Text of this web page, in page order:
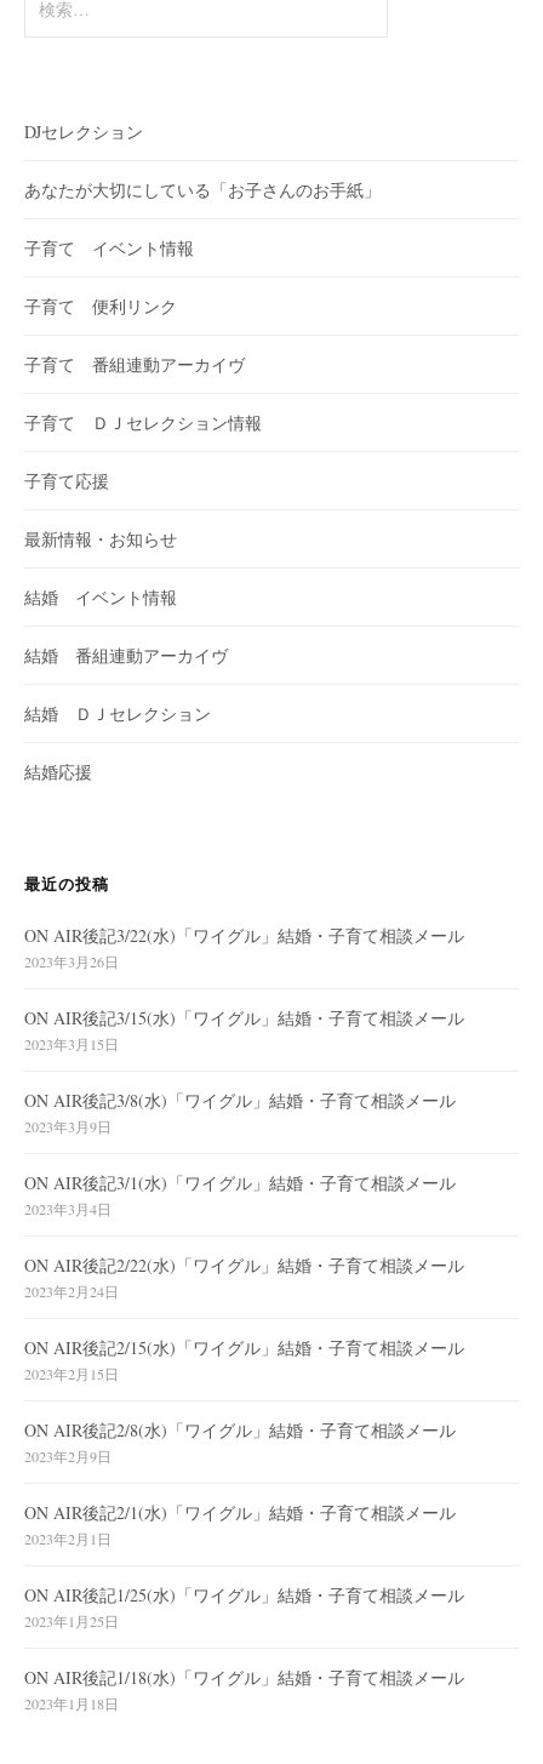
索:
DJセレクション
あなたが大切にしている「お子さんのお手紙」
子育て イベント情報
子育て 便利リンク
子育て 番組連動アーカイヴ
子育て ＤＪセレクション情報
子育て応援
最新情報・お知らせ
結婚 イベント情報
結婚 番組連動アーカイヴ
結婚 ＤＪセレクション
結婚応援
最近の投稿
ON AIR後記3/22(水)「ワイグル」結婚・子育て相談メール
2023年3月26日
ON AIR後記3/15(水)「ワイグル」結婚・子育て相談メール
2023年3月15日
ON AIR後記3/8(水)「ワイグル」結婚・子育て相談メール
2023年3月9日
ON AIR後記3/1(水)「ワイグル」結婚・子育て相談メール
2023年3月4日
ON AIR後記2/22(水)「ワイグル」結婚・子育て相談メール
2023年2月24日
ON AIR後記2/15(水)「ワイグル」結婚・子育て相談メール
2023年2月15日
ON AIR後記2/8(水)「ワイグル」結婚・子育て相談メール
2023年2月9日
ON AIR後記2/1(水)「ワイグル」結婚・子育て相談メール
2023年2月1日
ON AIR後記1/25(水)「ワイグル」結婚・子育て相談メール
2023年1月25日
ON AIR後記1/18(水)「ワイグル」結婚・子育て相談メール
2023年1月18日